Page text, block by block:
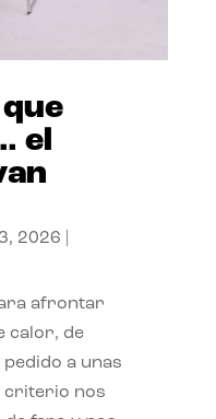
el
2026
afrontar
calor, de
a unas
criterio nos